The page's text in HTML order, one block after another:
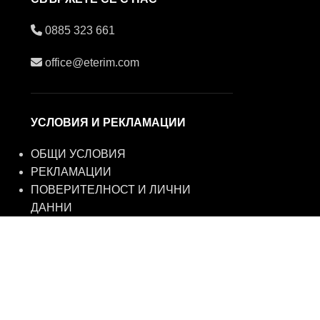
0885 323 661
office@eterim.com
УСЛОВИЯ И РЕКЛАМАЦИИ
ОБЩИ УСЛОВИЯ
РЕКЛАМАЦИИ
ПОВЕРИТЕЛНОСТ И ЛИЧНИ
ДАННИ